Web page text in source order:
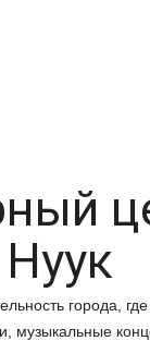
города,
музыкальные